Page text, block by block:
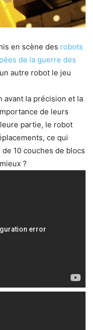
en scène des robots
de la guerre des
autre robot le jeu
avant la précision et la
de leurs
partie, le robot
ce qui
10 couches de blocs
?